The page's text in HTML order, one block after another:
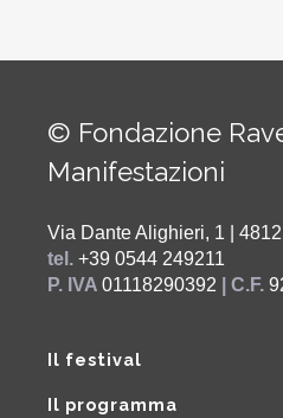
© Fondazione
Manifestazioni
Via Dante Alighieri, 1 |
tel. +39 0544 249211
P. IVA 01118290392 | C.F.
Il festival
Il programma